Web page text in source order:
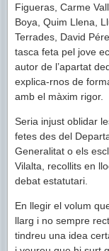
Figueras, Carme
Boya, Quim Llena,
Terrades, David
tasca feta pel jove
autor de l’apartat
explica-rnos de
amb el màxim rigor.
Seria injust oblidar
fetes des del
Generalitat o els
Vilalta, recollits en
debat estatutari.
En llegir el volum
llarg i no sempre
tindreu una idea